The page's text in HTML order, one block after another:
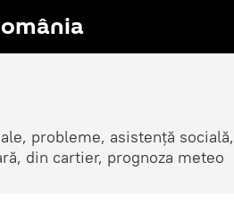
probleme, asistență
din cartier, prognoza meteo